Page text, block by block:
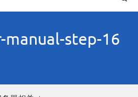
manual-step-16